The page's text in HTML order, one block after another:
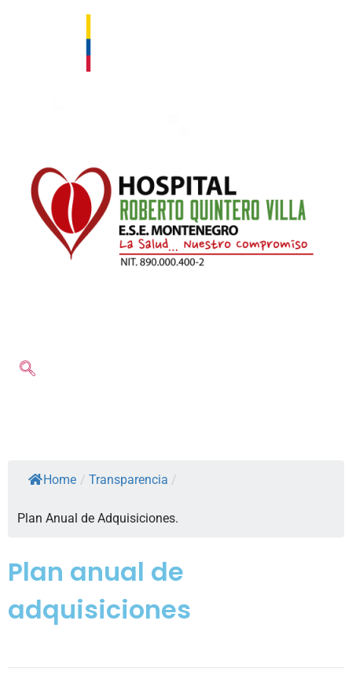
Home / Transparencia /
Plan Anual de Adquisiciones.
Plan anual de
adquisiciones